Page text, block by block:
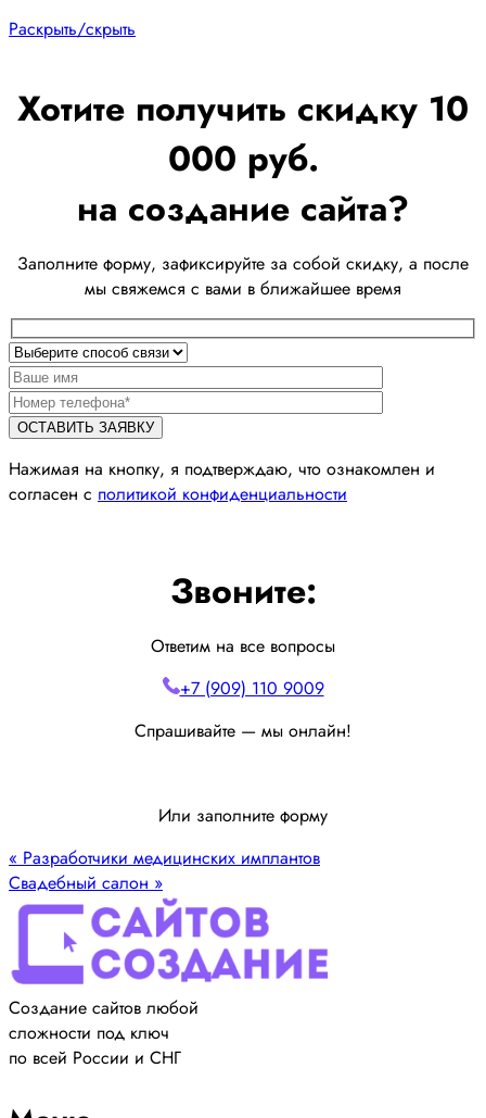
Раскрыть/скрыть
Хотите получить скидку 10
000 руб.
на создание сайта?
Заполните форму, зафиксируйте за собой скидку, а после
мы свяжемся с вами в ближайшее время
Нажимая на кнопку, я подтверждаю, что ознакомлен и
согласен с политикой конфиденциальности
Звоните:
Ответим на все вопросы
+7 (909) 110 9009
Спрашивайте — мы онлайн!
Или заполните форму
« Разработчики медицинских имплантов
Свадебный салон »
Создание сайтов любой
сложности под ключ
по всей России и СНГ